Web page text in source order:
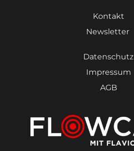
Kontakt
Newsletter
Datenschutz
Impressum
AGB